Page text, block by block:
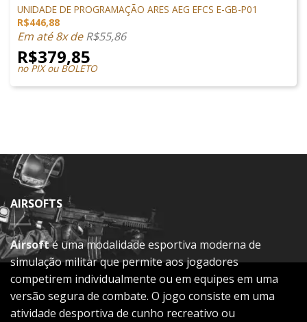
UNIDADE DE PROGRAMAÇÃO ARES AEG EFCS E-GB-P01
R$446,88
Em até 8x deR$55,86
R$379,85
no PIX ou BOLETO
AIRSOFTS
Airsofté uma modalidade esportiva moderna de
simulação militar que permite aos jogadores
competirem individualmente ou em equipes em uma
versão segura de combate. O jogo consiste em uma
atividade desportiva de cunho recreativo ou